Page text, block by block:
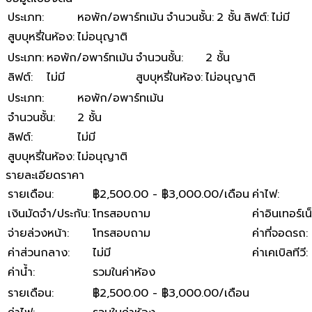
ประเภท: หอพัก/อพาร์ทเม้น จำนวนชั้น: 2 ชั้น ลิฟต์:ไม่มี
สูบบุหรี่ในห้อง:ไม่อนุญาติ
ประเภท: หอพัก/อพาร์ทเม้น จำนวนชั้น:
2 ชั้น
ลิฟต์: ไม่มี สูบบุหรี่ในห้อง:ไม่อนุญาติ
ประเภท:
หอพัก/อพาร์ทเม้น
จำนวนชั้น:
2 ชั้น
ลิฟต์:
ไม่มี
สูบบุหรี่ในห้อง:ไม่อนุญาติ
รายละเอียดราคา
รายเดือน: ฿2,500.00 - ฿3,000.00/เดือน ค่าไฟ:
เงินมัดจำ/ประกัน:โทรสอบถาม ค่าอินเทอร์เ
จ่ายล่วงหน้า: โทรสอบถาม ค่าที่จอดรถ:
ค่าส่วนกลาง: ไม่มี ค่าเคเบิลทีวี:
ค่าน้ำ:
รวมในค่าห้อง
รายเดือน:
฿2,500.00 - ฿3,000.00/เดือน